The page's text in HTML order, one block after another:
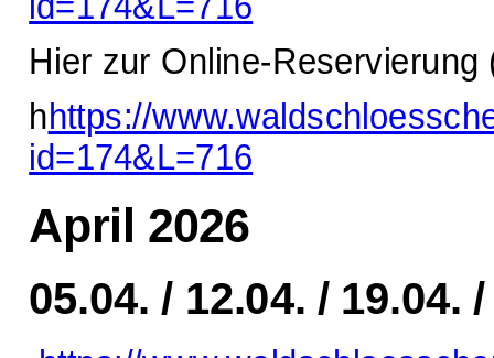
Hier zur Online-
hhttps://
id=174&L=716
April 2026
05.04. / 12.04. / 19.04.